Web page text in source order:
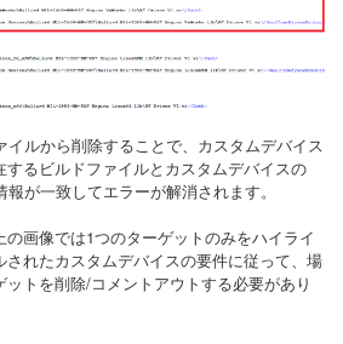
ルから削除することで、カスタムデバイス
るビルドファイルとカスタムデバイスの
が一致してエラーが解消されます。
の画像では1つのターゲットのみをハイライ
されたカスタムデバイスの要件に従って、場
トを削除/コメントアウトする必要があり